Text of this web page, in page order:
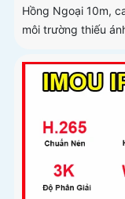
Hồng Ngoại 10m,
môi trường thiếu